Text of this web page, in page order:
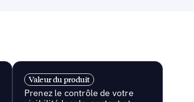
Valeur du produit
Prenez le contrôle de votre